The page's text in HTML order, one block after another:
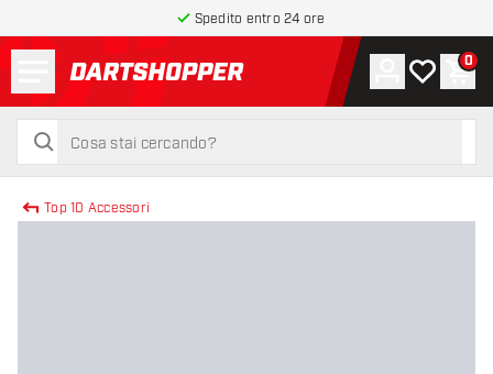
Spedito entro 24 ore
torna alla home page
cerca
cerca
Account
La mia0
Top 10 Accessori